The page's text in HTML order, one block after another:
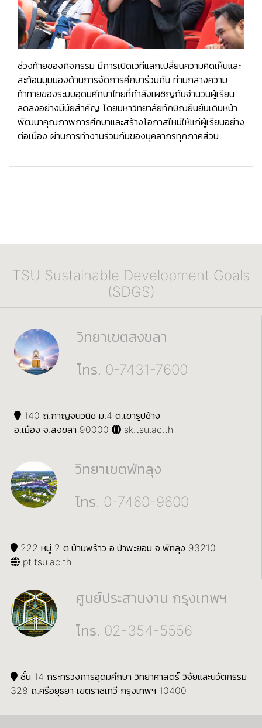
ช่วงท้ายของกิจกรรม มีการเปิดเวทีแลกเปลี่ยนความคิดเห็นและ
สะท้อนมุมมองด้านการจัดการศึกษาร่วมกัน ท่ามกลางความ
ท้าทายของระบบอุดมศึกษาไทยที่กำลังเผชิญกับจำนวนผู้เรียน
ลดลงอย่างมีนัยสำคัญ โดยมหาวิทยาลัยทักษิณยืนยันเดินหน้า
พัฒนาคุณภาพการศึกษาและสร้างโอกาสใหม่ให้แก่ผู้เรียนอย่าง
ต่อเนื่อง ผ่านการทำงานร่วมกันของบุคลากรทุกภาคส่วน
TSU Sustainable Development Goals
(SDGS)
วิทยาเขตสงขลา
โทร. 0-7431-7600
140 ถ.กาญจนวนิช ม.4 ต.เขารูปช้าง
อ.เมือง จ.สงขลา 90000
sk.tsu.ac.th
วิทยาเขตพัทลุง
โทร. 0-7460-9600
222 หมู่ 2 ต.บ้านพร้าว อ.ป่าพะยอม จ.พัทลุง 93210
pt.tsu.ac.th
ศูนย์ประสานงาน กรุงเทพฯ
โทร. 02-354-5556
ชั้น 14 กระทรวงการอุดมศึกษา วิทยาศาสตร์ วิจัยและนวัตกรรม
328 ถ.ศรีอยุธยา เขตราชเทวี กรุงเทพฯ 10400